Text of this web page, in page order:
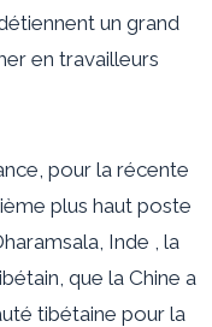
un grand
en travailleurs
pour la récente
plus haut poste
Inde , la
que la Chine a
tibétaine pour la